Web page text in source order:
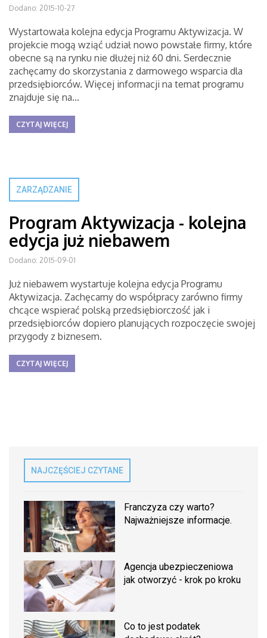
Dodano: 2015-10-27
Wystartowała kolejna edycja Programu Aktywizacja. W
projekcie mogą wziąć udział nowo powstałe firmy, które
obecne są na rynku nie dłużej niż 60 dni. Serdecznie
zachęcamy do skorzystania z darmowego wsparcia dla
przedsiębiorców. Więcej informacji na temat programu
znajduje się na...
CZYTAJ WIĘCEJ
ZARZĄDZANIE
Program Aktywizacja - kolejna
edycja już niebawem
Dodano: 2015-09-01
Już niebawem wystartuje kolejna edycja Programu
Aktywizacja. Zachęcamy do współpracy zarówno firmy
chcące wspierać polską przedsiębiorczość jak i
przedsiębiorców dopiero planujących rozpoczęcie swojej
przygody z biznesem.
CZYTAJ WIĘCEJ
NAJCZĘŚCIEJ CZYTANE
Franczyza czy warto?
Najważniejsze informacje.
Agencja ubezpieczeniowa
jak otworzyć - krok po kroku
Co to jest podatek